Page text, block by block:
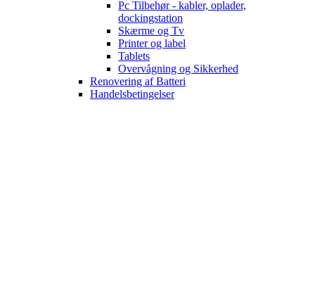
Pc Tilbehør - kabler, oplader,
dockingstation
Skærme og Tv
Printer og label
Tablets
Overvågning og Sikkerhed
Renovering af Batteri
Handelsbetingelser